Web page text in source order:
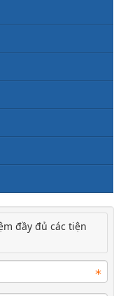
đầy đủ các tiện